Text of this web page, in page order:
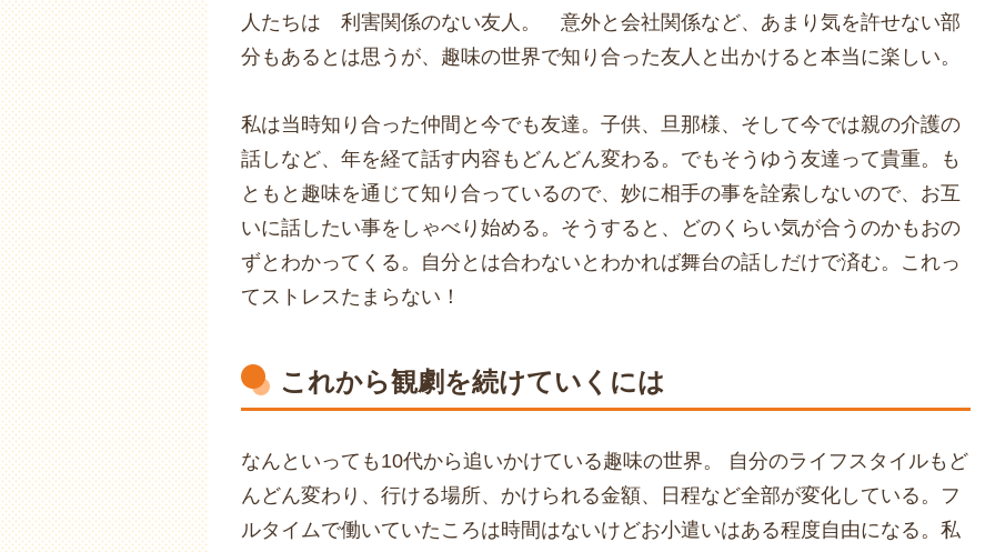
人たちは 利害関係のない友人。 意外と会社関係など、あまり気を許せない部
分もあるとは思うが、趣味の世界で知り合った友人と出かけると本当に楽しい。
私は当時知り合った仲間と今でも友達。子供、旦那様、そして今では親の介護の
話しなど、年を経て話す内容もどんどん変わる。でもそうゆう友達って貴重。も
ともと趣味を通じて知り合っているので、妙に相手の事を詮索しないので、お互
いに話したい事をしゃべり始める。そうすると、どのくらい気が合うのかもおの
ずとわかってくる。自分とは合わないとわかれば舞台の話しだけで済む。これっ
てストレスたまらない！
これから観劇を続けていくには
なんといっても10代から追いかけている趣味の世界。 自分のライフスタイルもど
んどん変わり、行ける場所、かけられる金額、日程など全部が変化している。フ
ルタイムで働いていたころは時間はないけどお小遣いはある程度自由になる。私